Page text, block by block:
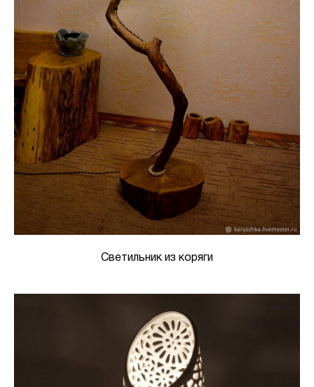
Светильник из коряги